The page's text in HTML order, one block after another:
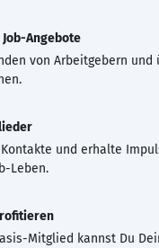
Angebote
von Arbeitgebern und
und erhalte
Leben.
Mitglied kannst Du